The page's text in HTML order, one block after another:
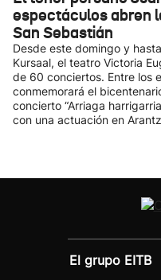
espectáculos abren
San Sebastián
Desde este domingo y
Kursaal, el teatro Victoria
de 60 conciertos. Entre los
conmemorará el
concierto “Arriaga
con una actuación en
El grupo EITB